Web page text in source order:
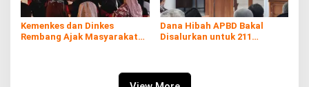
Kemenkes dan Dinkes
Rembang Ajak Masyarakat
Dana Hibah APBD Bakal
Disalurkan untuk 211